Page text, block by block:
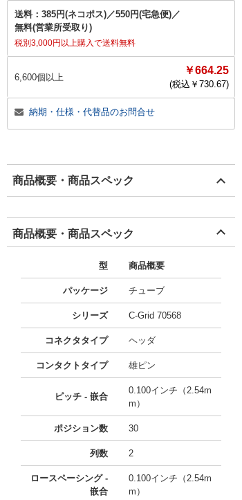
送料： 385円(ネコポス)／550円(宅急便)／
無料(営業所受取り)
税別3,000円以上購入で送料無料
6,600個以上
￥664.25
(税込￥ 730.67)
納期・仕様・代替品のお問合せ
商品概要・商品スペック
商品概要・商品スペック
型 商品概要
パッケージ チューブ
シリーズ C-Grid 70568
コネクタタイプ ヘッダ
コンタクトタイプ 雄ピン
ピッチ - 嵌合
0.100インチ（2.54m
m）
ポジション数 30
列数 2
ロースペーシング -
嵌合
0.100インチ（2.54m
m）